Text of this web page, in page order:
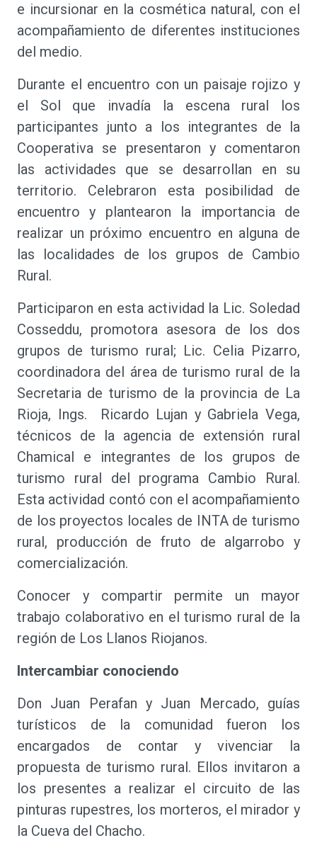
e incursionar en la cosmética natural, con el
acompañamiento de diferentes instituciones
del medio.
Durante el encuentro con un paisaje rojizo y
el Sol que invadía la escena rural los
participantes junto a los integrantes de la
Cooperativa se presentaron y comentaron
las actividades que se desarrollan en su
territorio. Celebraron esta posibilidad de
encuentro y plantearon la importancia de
realizar un próximo encuentro en alguna de
las localidades de los grupos de Cambio
Rural.
Participaron en esta actividad la Lic. Soledad
Cosseddu, promotora asesora de los dos
grupos de turismo rural; Lic. Celia Pizarro,
coordinadora del área de turismo rural de la
Secretaria de turismo de la provincia de La
Rioja, Ings. Ricardo Lujan y Gabriela Vega,
técnicos de la agencia de extensión rural
Chamical e integrantes de los grupos de
turismo rural del programa Cambio Rural.
Esta actividad contó con el acompañamiento
de los proyectos locales de INTA de turismo
rural, producción de fruto de algarrobo y
comercialización.
Conocer y compartir permite un mayor
trabajo colaborativo en el turismo rural de la
región de Los Llanos Riojanos.
Intercambiar conociendo
Don Juan Perafan y Juan Mercado, guías
turísticos de la comunidad fueron los
encargados de contar y vivenciar la
propuesta de turismo rural. Ellos invitaron a
los presentes a realizar el circuito de las
pinturas rupestres, los morteros, el mirador y
la Cueva del Chacho.